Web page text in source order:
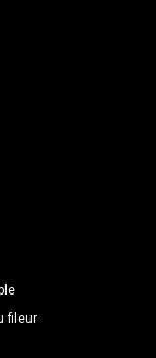
fileur